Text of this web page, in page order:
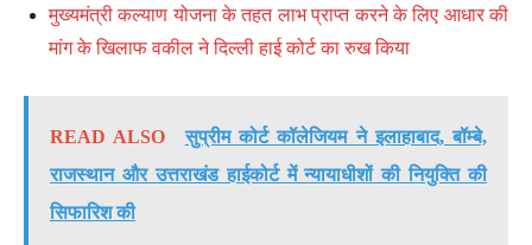
मुख्यमंत्री कल्याण योजना के तहत लाभ प्राप्त करने के लिए आधार की
मांग के खिलाफ वकील ने दिल्ली हाई कोर्ट का रुख किया
READ ALSO
सुप्रीम कोर्ट कॉलेजियम ने इलाहाबाद, बॉम्बे,
राजस्थान और उत्तराखंड हाईकोर्ट में न्यायाधीशों की नियुक्ति की
सिफारिश की